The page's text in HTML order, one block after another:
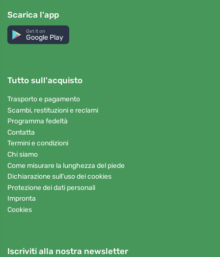
Scarica l'app
Get it on
Google Play
Tutto sull'acquisto
Trasporto e pagamento
Scambi, restituzioni e reclami
Programma fedeltà
Contatta
Termini e condizioni
Chi siamo
Come misurare la lunghezza del piede
Dichiarazione sull'uso dei cookies
Protezione dei dati personali
Impronta
Cookies
Iscriviti alla nostra newsletter